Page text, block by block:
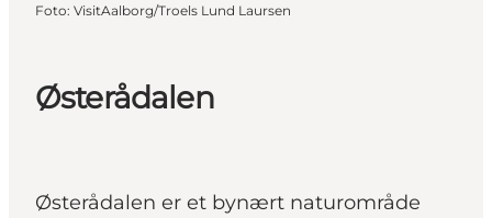
Østerådalen
Østerådalen er et bynært naturområde
Foto: VisitAalborg/Troels Lund Laursen